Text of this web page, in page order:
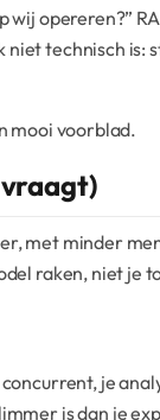
wij opereren?”
technisch is:
mooi voorblad.
met minder
raken, niet je
je
is dan je